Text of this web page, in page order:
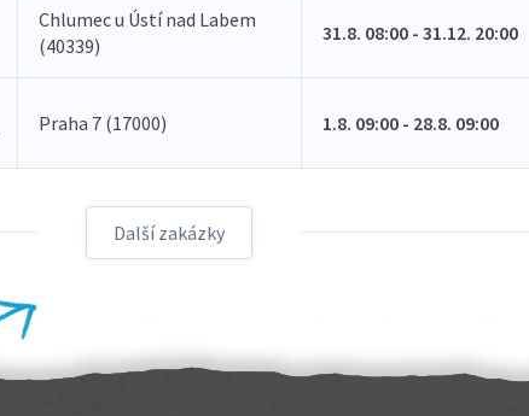
Chlumec u Ústí nad Labem
(40339)
31.8. 08:00 - 31.12. 20:00
Praha 7 (17000) 1.8. 09:00 - 28.8. 09:00
Další zakázky